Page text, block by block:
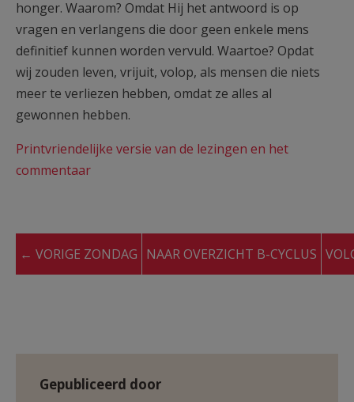
honger. Waarom? Omdat Hij het antwoord is op
vragen en verlangens die door geen enkele mens
definitief kunnen worden vervuld. Waartoe? Opdat
wij zouden leven, vrijuit, volop, als mensen die niets
meer te verliezen hebben, omdat ze alles al
gewonnen hebben.
Printvriendelijke versie van de lezingen en het
commentaar
← VORIGE ZONDAG NAAR OVERZICHT B-CYCLUS
Gepubliceerd door